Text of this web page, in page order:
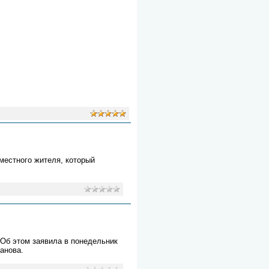
жителя, который
этом заявила в понедельник